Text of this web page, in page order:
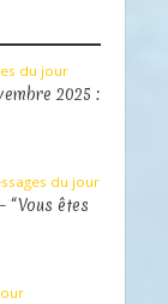
du jour
2025 :
du jour
“Vous êtes